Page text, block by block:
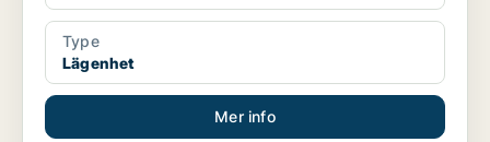
Type
Lägenhet
Mer info